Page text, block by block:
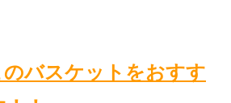
バスケットをおすす